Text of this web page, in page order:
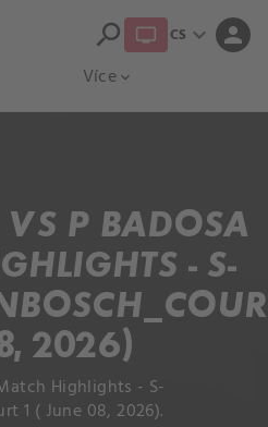
Více expand_more
search CS expand_more person
P BADOSA
- S-
2026)
Highlights - S-
1 ( June 08, 2026).